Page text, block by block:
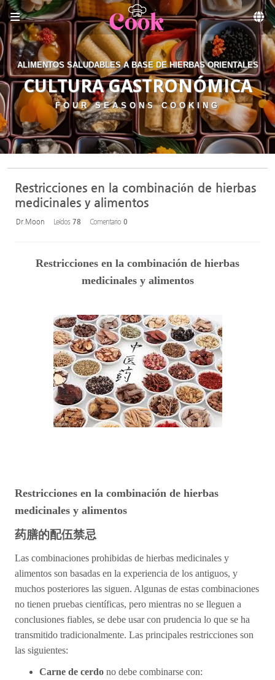
Skip to menu
ALIMENTOS SALUDABLES A BASE DE HIERBAS ORIENTALES
CULTURA GASTRONÓMICA
FOUR SEASONS COOKING
Restricciones en la combinación de hierbas
medicinales y alimentos
Dr.Moon Leídos 78 Comentario 0
Restricciones en la combinación de hierbas
medicinales y alimentos
Restricciones en la combinación de hierbas
medicinales y alimentos
药膳的配伍禁忌
Las combinaciones prohibidas de hierbas medicinales y
alimentos son basadas en la experiencia de los antiguos, y
muchos posteriores las siguen. Algunas de estas combinaciones
no tienen pruebas científicas, pero mientras no se lleguen a
conclusiones fiables, se debe usar con prudencia lo que se ha
transmitido tradicionalmente. Las principales restricciones son
las siguientes:
Carne de cerdo no debe combinarse con:
Sketchbook5, 스케치북5